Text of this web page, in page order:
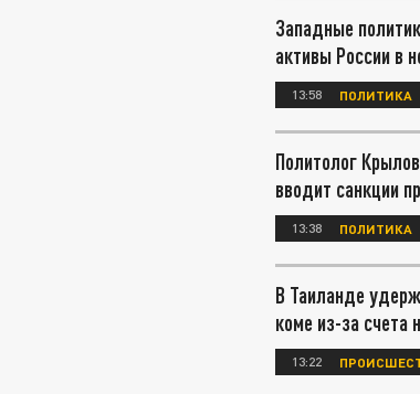
Западные
активы России в
13:58 ПОЛИТИКА
Политолог
вводит санкции
13:38 ПОЛИТИКА
В Таиланде
коме из-за счета
13:22